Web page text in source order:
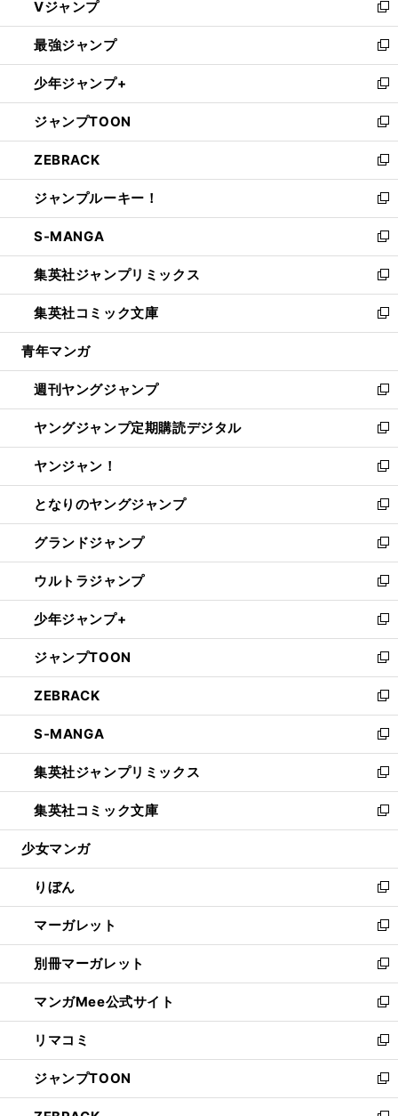
ィ
ン
ド
ウ
で
開
く
い
ウ
ィ
ン
ド
ウ
で
開
く
Vジャンプ
新
し
い
ウ
ィ
ン
ド
ウ
で
開
く
最強ジャンプ
新
し
い
ウ
ィ
ン
ド
ウ
で
開
く
少年ジャンプ+
新
し
い
ウ
ィ
ン
ド
ウ
で
開
く
ジャンプTOON
新
し
い
ウ
ィ
ン
ド
ウ
で
開
く
ZEBRACK
新
し
い
ウ
ィ
ン
ド
ウ
で
開
ジャンプルーキー！
新
し
い
ウ
ィ
ン
ド
ウ
開
く
S-MANGA
新
し
い
ウ
ィ
ン
ウ
で
開
く
集英社ジャンプリミックス
新
し
い
ウ
ン
ド
ウ
で
開
く
集英社コミック文庫
新
し
ウ
ィ
ン
ド
ウ
で
開
く
青年マンガ
週刊ヤングジャンプ
新
し
い
ウ
ィ
ン
ド
ウ
で
開
く
ヤングジャンプ定期購読デジタル
新
し
い
ウ
ィ
ン
ド
ウ
で
開
く
ヤンジャン！
新
し
い
ウ
ィ
ン
ド
ウ
で
開
く
となりのヤングジャンプ
新
し
い
ウ
ィ
ン
ド
ウ
で
開
く
グランドジャンプ
新
し
い
ウ
ィ
ン
ド
ウ
で
開
く
ウルトラジャンプ
新
し
い
ウ
ィ
ン
ド
ウ
で
開
く
少年ジャンプ+
新
し
い
ウ
ィ
ン
ド
ウ
で
開
く
ジャンプTOON
新
し
い
ウ
ィ
ン
ド
ウ
で
開
ZEBRACK
新
し
い
ウ
ィ
ン
ド
ウ
開
く
S-MANGA
新
し
い
ウ
ィ
ン
ウ
で
開
く
集英社ジャンプリミックス
新
し
い
ウ
ン
ド
ウ
で
開
く
集英社コミック文庫
新
し
ウ
ィ
ン
ド
ウ
で
開
く
少女マンガ
りぼん
新
し
い
ウ
ィ
ン
ド
ウ
で
開
く
マーガレット
新
し
い
ウ
ィ
ン
ド
ウ
で
開
別冊マーガレット
新
し
い
ウ
ィ
ン
ド
ウ
マンガMee公式サイト
新
し
い
ウ
ィ
ン
リマコミ
新
し
い
ウ
ジャンプTOON
新
し